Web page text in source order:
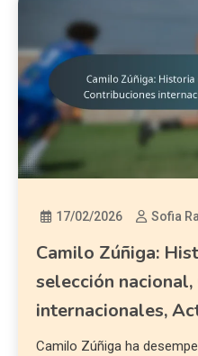
17/02/2026 Sofia
Camilo Zúñiga:
selección
internacionales,
Camilo Zúñiga ha